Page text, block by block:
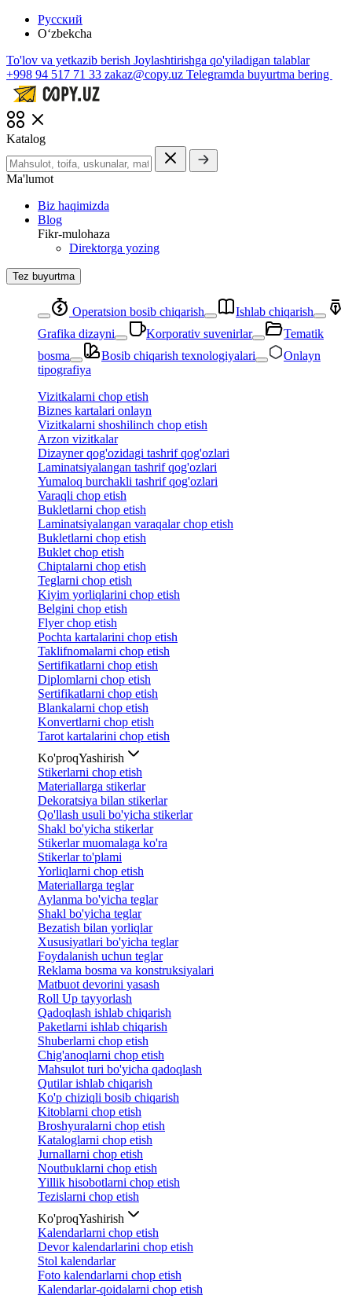
Русский
O‘zbekcha
To'lov va yetkazib berish Joylashtirishga qo'yiladigan talablar
+998 94 517 71 33 zakaz@copy.uz Telegramda buyurtma bering
Katalog
Ma'lumot
Biz haqimizda
Blog
Fikr-mulohaza
Direktorga yozing
Tez buyurtma
Operatsion bosib chiqarish
Ishlab chiqarish
Grafika dizayni
Korporativ suvenirlar
Tematik
bosma
Bosib chiqarish texnologiyalari
Onlayn
tipografiya
Vizitkalarni chop etish
Biznes kartalari onlayn
Vizitkalarni shoshilinch chop etish
Arzon vizitkalar
Dizayner qog'ozidagi tashrif qog'ozlari
Laminatsiyalangan tashrif qog'ozlari
Yumaloq burchakli tashrif qog'ozlari
Varaqli chop etish
Bukletlarni chop etish
Laminatsiyalangan varaqalar chop etish
Bukletlarni chop etish
Buklet chop etish
Chiptalarni chop etish
Teglarni chop etish
Kiyim yorliqlarini chop etish
Belgini chop etish
Flyer chop etish
Pochta kartalarini chop etish
Taklifnomalarni chop etish
Sertifikatlarni chop etish
Diplomlarni chop etish
Sertifikatlarni chop etish
Blankalarni chop etish
Konvertlarni chop etish
Tarot kartalarini chop etish
Ko'proqYashirish
Stikerlarni chop etish
Materiallarga stikerlar
Dekoratsiya bilan stikerlar
Qo'llash usuli bo'yicha stikerlar
Shakl bo'yicha stikerlar
Stikerlar muomalaga ko'ra
Stikerlar to'plami
Yorliqlarni chop etish
Materiallarga teglar
Aylanma bo'yicha teglar
Shakl bo'yicha teglar
Bezatish bilan yorliqlar
Xususiyatlari bo'yicha teglar
Foydalanish uchun teglar
Reklama bosma va konstruksiyalari
Matbuot devorini yasash
Roll Up tayyorlash
Qadoqlash ishlab chiqarish
Paketlarni ishlab chiqarish
Shuberlarni chop etish
Chig'anoqlarni chop etish
Mahsulot turi bo'yicha qadoqlash
Qutilar ishlab chiqarish
Ko'p chiziqli bosib chiqarish
Kitoblarni chop etish
Broshyuralarni chop etish
Kataloglarni chop etish
Jurnallarni chop etish
Noutbuklarni chop etish
Yillik hisobotlarni chop etish
Tezislarni chop etish
Ko'proqYashirish
Kalendarlarni chop etish
Devor kalendarlarini chop etish
Stol kalendarlar
Foto kalendarlarni chop etish
Kalendarlar-qoidalarni chop etish